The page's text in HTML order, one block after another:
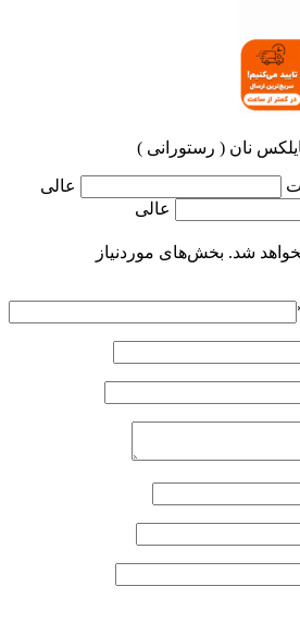
نان ( رستورانی )
عالی
عالی
شد. بخش‌های موردنیاز